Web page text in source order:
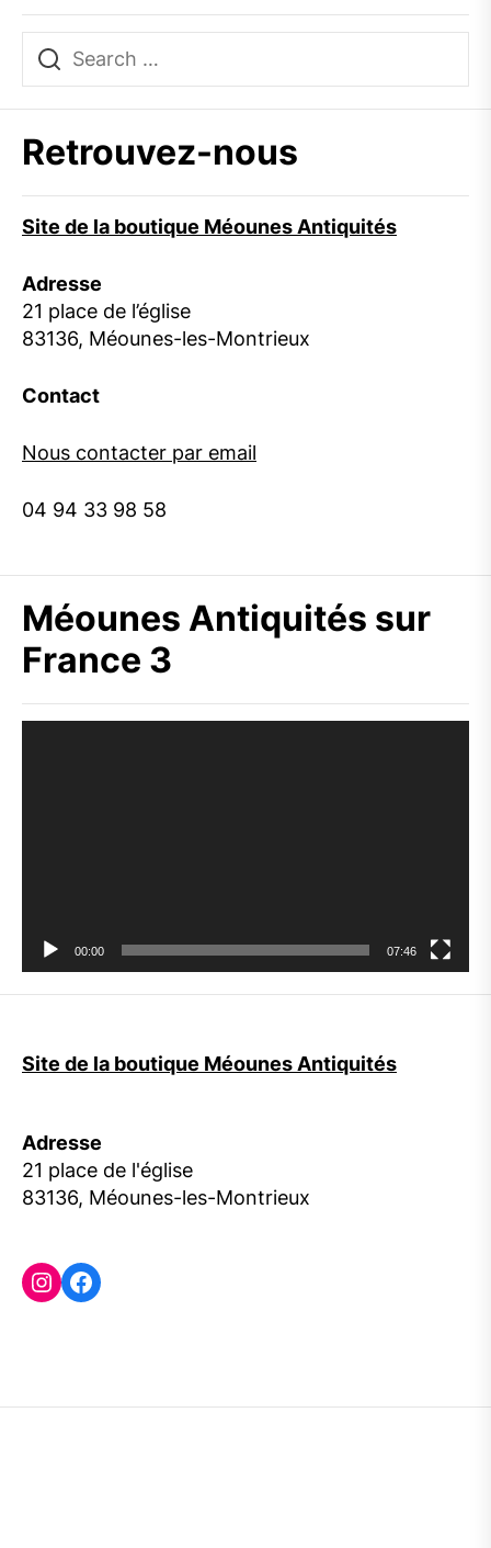
Retrouvez-nous
Site de la boutique Méounes Antiquités
Adresse
21 place de l’église
83136, Méounes-les-Montrieux
Contact
Nous contacter par email
04 94 33 98 58
Méounes Antiquités sur
France 3
00:00 07:46
Site de la boutique Méounes Antiquités
Adresse
21 place de l'église
83136, Méounes-les-Montrieux
Instagram
Facebook